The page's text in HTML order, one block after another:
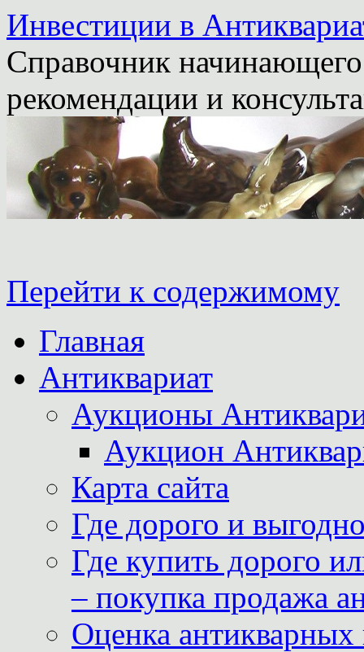
Инвестиции в
Справочник
рекомендации и
Перейти к содержимому
Главная
Антиквариат
Аукционы
Аукцион
Карта сайта
Где дорого и
Где купить дорого
– покупка продажа
Оценка антикварных